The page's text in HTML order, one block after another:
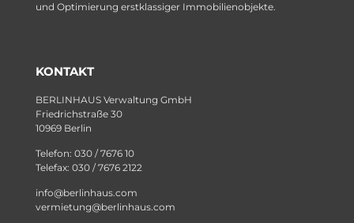
und Optimierung erstklassiger Immobilienobjekte.
KONTAKT
BERLINHAUS Verwaltung GmbH
Friedrichstraße 30
10969 Berlin
Telefon: 030 / 7676 10
Telefax: 030 / 7676 2122
info@berlinhaus.com
vermietung@berlinhaus.com